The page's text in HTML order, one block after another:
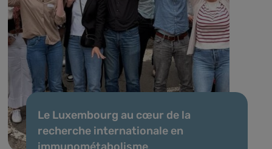
Le Luxembourg au cœur de la
recherche internationale en